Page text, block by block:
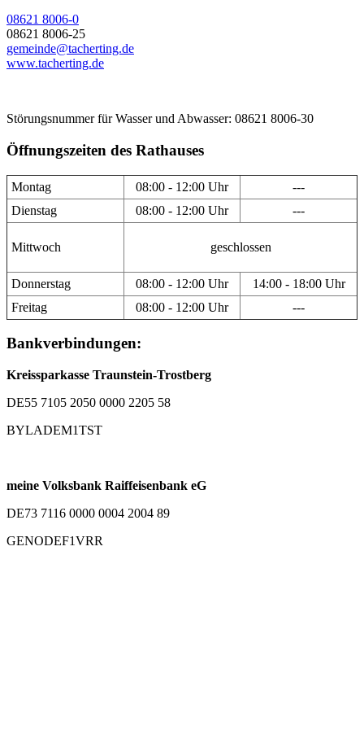
08621 8006-0
08621 8006-25
gemeinde@tacherting.de
www.tacherting.de
Störungsnummer für Wasser und Abwasser: 08621 8006-30
Öffnungszeiten des Rathauses
Montag 08:00 - 12:00 Uhr
---
Dienstag
08:00 - 12:00 Uhr ---
Mittwoch geschlossen
Donnerstag 08:00 - 12:00 Uhr
14:00 - 18:00 Uhr
Freitag
08:00 - 12:00 Uhr ---
Bankverbindungen:
Kreissparkasse Traunstein-Trostberg
DE55 7105 2050 0000 2205 58
BYLADEM1TST
meine Volksbank Raiffeisenbank eG
DE73 7116 0000 0004 2004 89
GENODEF1VRR